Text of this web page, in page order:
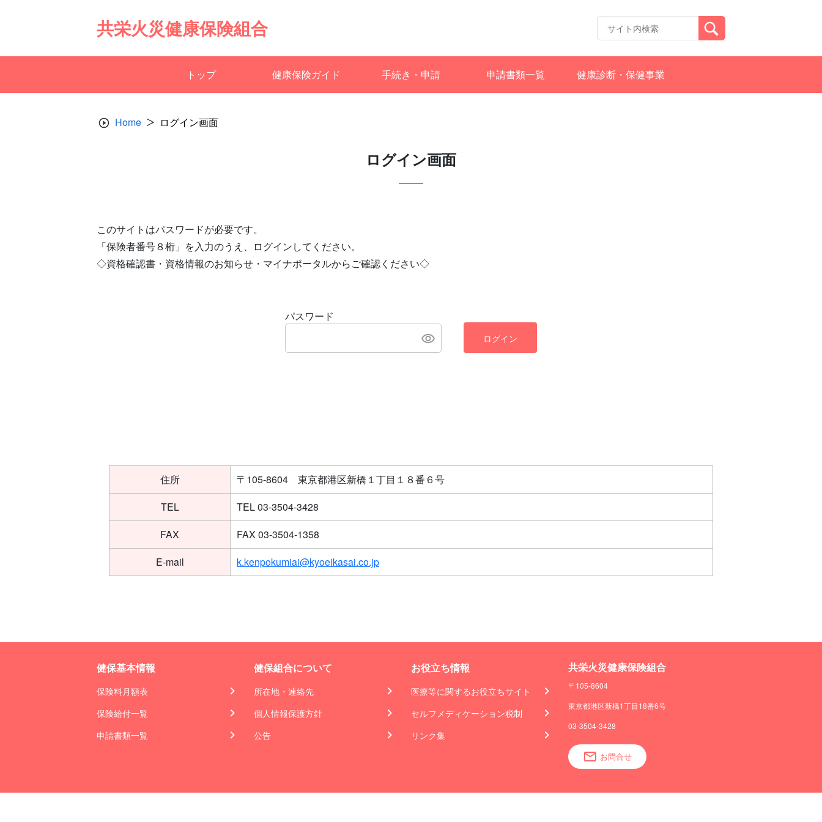
共栄火災健康保険組合
トップ 健康保険ガイド 手続き・申請 申請書類一覧 健康診断・保健事業
Home ログイン画面
ログイン画面
このサイトはパスワードが必要です。
「保険者番号８桁」を入力のうえ、ログインしてください。
◇資格確認書・資格情報のお知らせ・マイナポータルからご確認ください◇
パスワード
ログイン
住所
〒105-8604 東京都港区新橋１丁目１８番６号
TEL
TEL 03-3504-3428
FAX
FAX 03-3504-1358
E-mail
k.kenpokumiai@kyoeikasai.co.jp
健保基本情報
保険料月額表
保険給付一覧
申請書類一覧
健保組合について
所在地・連絡先
個人情報保護方針
公告
お役立ち情報
医療等に関するお役立ちサイト
セルフメディケーション税制
リンク集
共栄火災健康保険組合
〒105-8604
東京都港区新橋1丁目18番6号
03-3504-3428
お問合せ